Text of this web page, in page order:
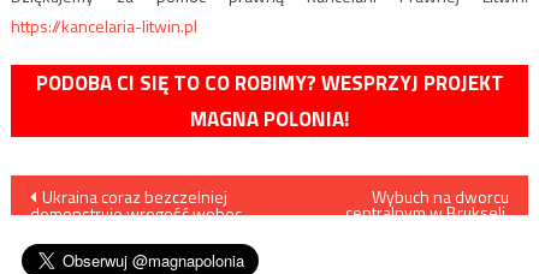
https://kancelaria-litwin.pl
PODOBA CI SIĘ TO CO ROBIMY? WESPRZYJ PROJEKT
MAGNA POLONIA!
Nawigacja
wpisu
Ukraina coraz bezczelniej
demonstruje wrogość wobec
Wybuch na dworcu
centralnym w Brukseli,